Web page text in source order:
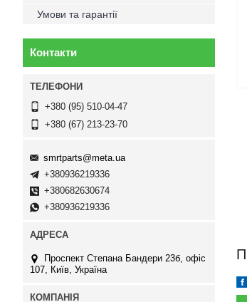
Умови та гарантії
Контакти
+380 (95) 510-04-47
+380 (67) 213-23-70
smrtparts@meta.ua
+380936219336
+380682630674
+380936219336
Проспект Степана Бандери 23б, офіс
107, Київ, Україна